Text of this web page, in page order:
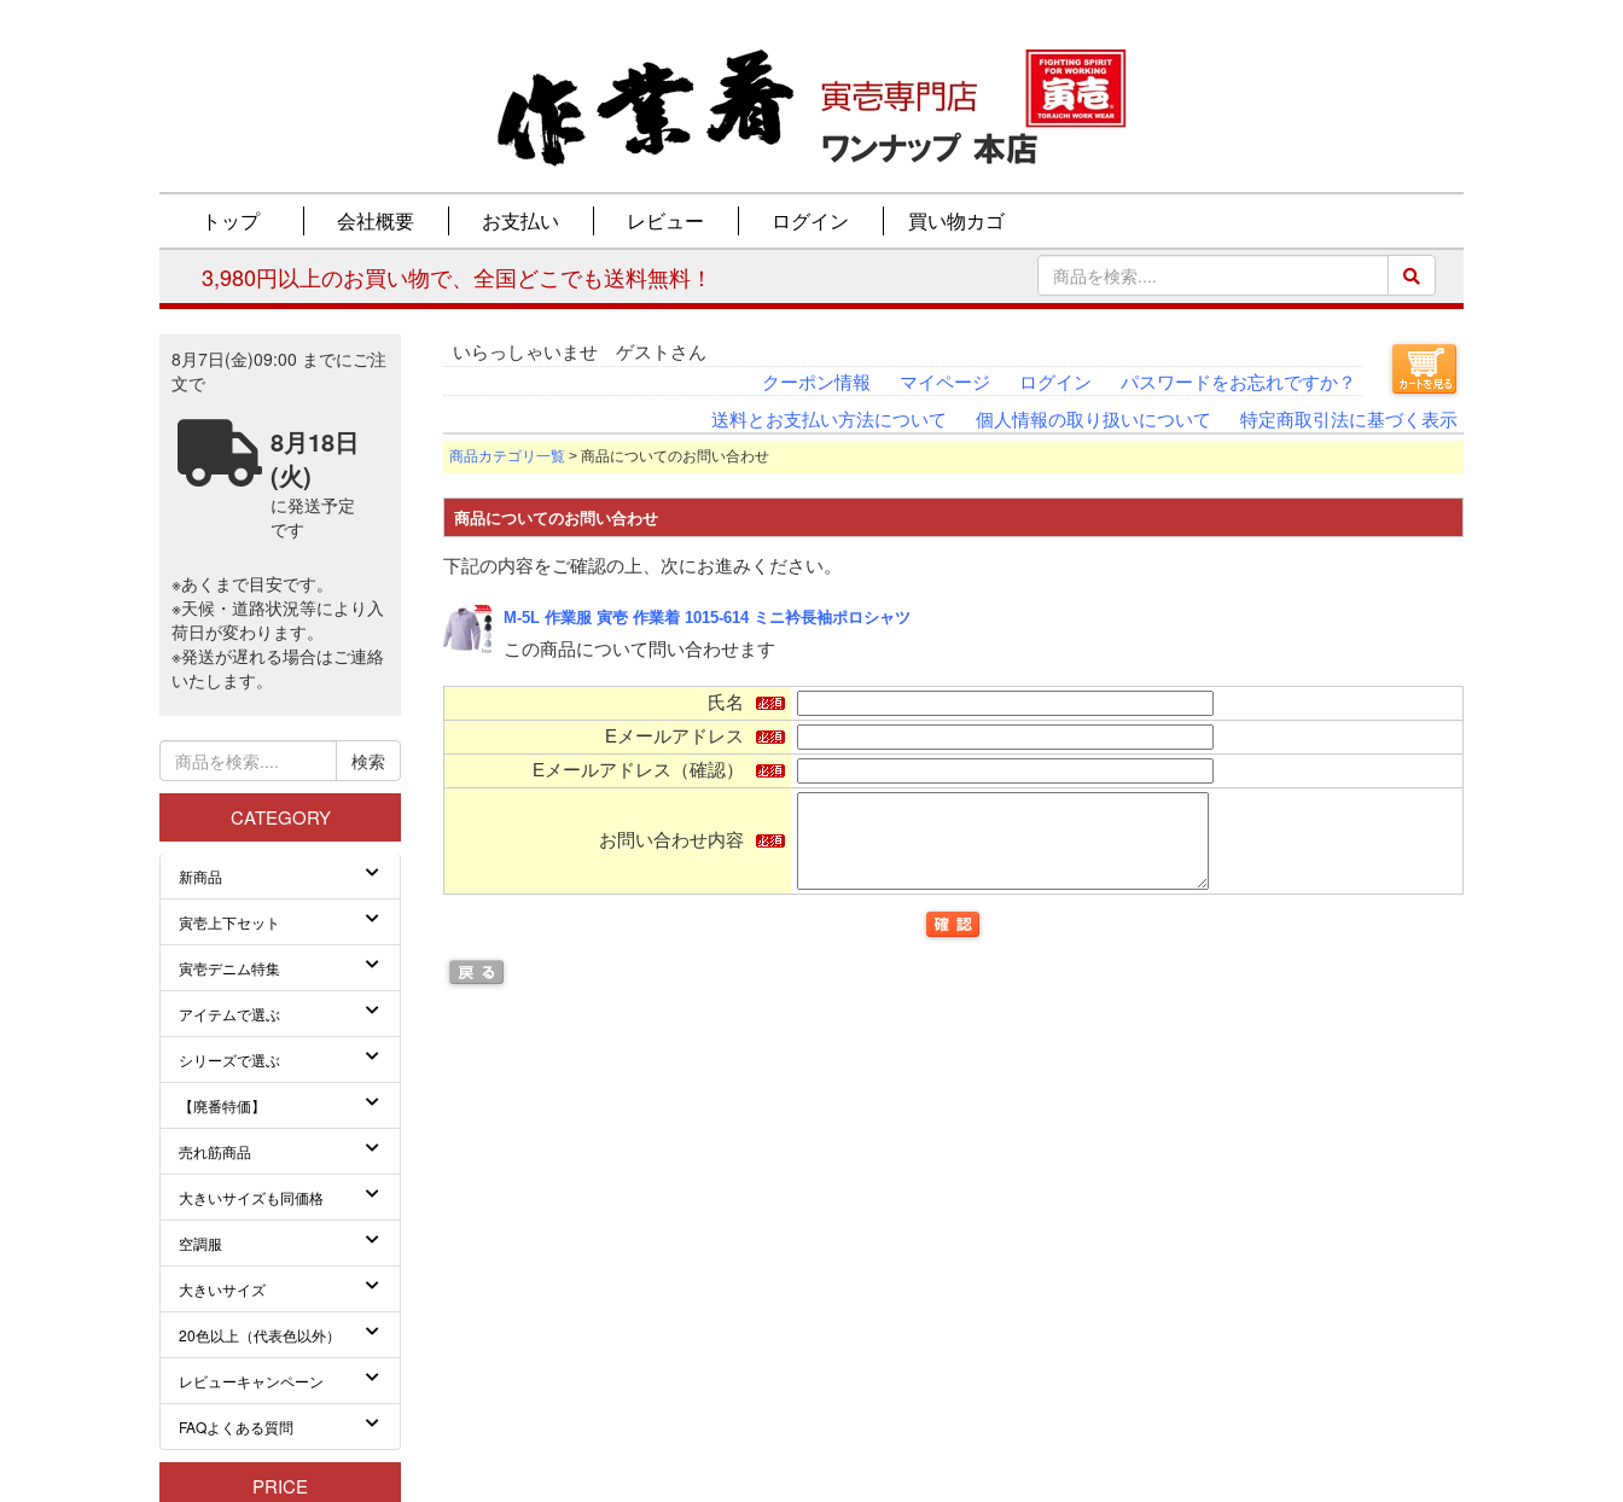
いらっしゃいませ ゲストさん
クーポン情報
マイページ ログイン
パスワードをお忘れですか？
送料とお支払い方法について
個人情報の取り扱いについて 特定商取引法に基づく表示
商品カテゴリ一覧 > 商品についてのお問い合わせ
商品についてのお問い合わせ
下記の内容をご確認の上、次にお進みください。
M-5L 作業服 寅壱 作業着 1015-614 ミニ衿長袖ポロシャツ
この商品について問い合わせます
氏名
Eメールアドレス
Eメールアドレス（確認）
お問い合わせ内容